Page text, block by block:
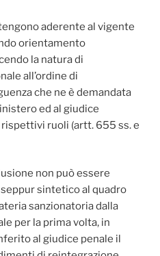
aderente al vigente
orientamento
la natura di
all’ordine di
che ne è demandata
ed al giudice
rispettivi ruoli (artt. 655 ss. e
non può essere
sintetico al quadro
sanzionatoria dalla
per la prima volta, in
al giudice penale il